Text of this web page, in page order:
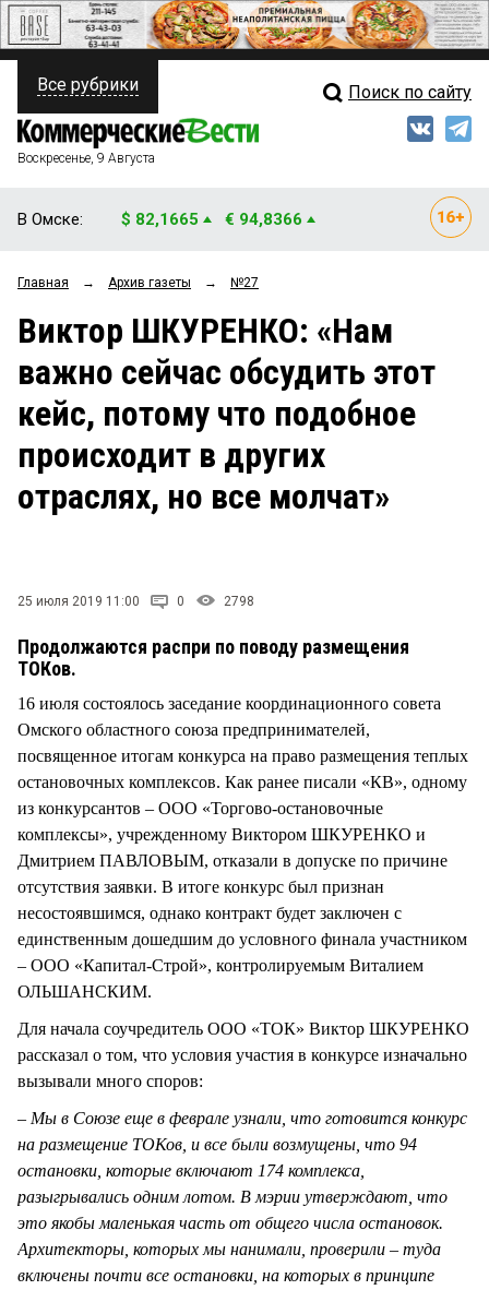
ПОЛИТИКА
ФИНАНСЫ
ОБЩЕСТВО
ЗАКОН
СТИЛЬ ЖИЗНИ
Свежий выпуск
Рейтинги
Блоги
Архив
Все рубрики Поиск по сайту
Воскресенье, 9 Августа
В Омске: $ 82,1665 € 94,8366
Главная → Архив газеты → №27
Виктор ШКУРЕНКО: «Нам
важно сейчас обсудить этот
кейс, потому что подобное
происходит в других
отраслях, но все молчат»
25 июля 2019 11:00 0 2798
Продолжаются распри по поводу размещения
ТОКов.
16 июля состоялось заседание координационного совета
Омского областного союза предпринимателей,
посвященное итогам конкурса на право размещения теплых
остановочных комплексов. Как ранее писали «КВ», одному
из конкурсантов – ООО «Торгово-остановочные
комплексы», учрежденному Виктором ШКУРЕНКО и
Дмитрием ПАВЛОВЫМ, отказали в допуске по причине
отсутствия заявки. В итоге конкурс был признан
несостоявшимся, однако контракт будет заключен с
единственным дошедшим до условного финала участником
– ООО «Капитал-Строй», контролируемым Виталием
ОЛЬШАНСКИМ.
Для начала соучредитель ООО «ТОК» Виктор ШКУРЕНКО
рассказал о том, что условия участия в конкурсе изначально
вызывали много споров:
– Мы в Союзе еще в феврале узнали, что готовится конкурс
на размещение ТОКов, и все были возмущены, что 94
остановки, которые включают 174 комплекса,
разыгрывались одним лотом. В мэрии утверждают, что
это якобы маленькая часть от общего числа остановок.
Архитекторы, которых мы нанимали, проверили – туда
включены почти все остановки, на которых в принципе